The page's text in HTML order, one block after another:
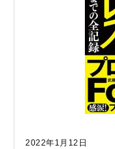
2022年1月12日